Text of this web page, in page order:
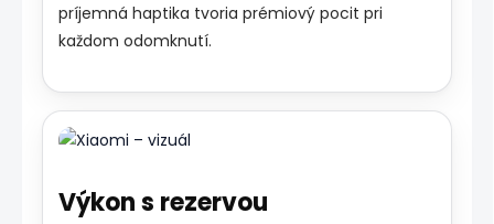
príjemná haptika tvoria prémiový pocit pri
každom odomknutí.
Výkon s rezervou